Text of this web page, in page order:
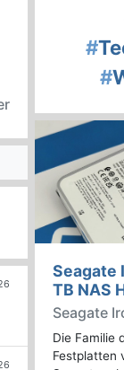
#
#
Seagate
TB NAS
Seagate
Die Familie
Festplatten